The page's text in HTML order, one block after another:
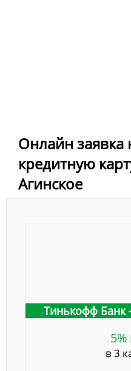
Онлайн заявка
кредитную
Агинское
Тинькофф Банк
в 3